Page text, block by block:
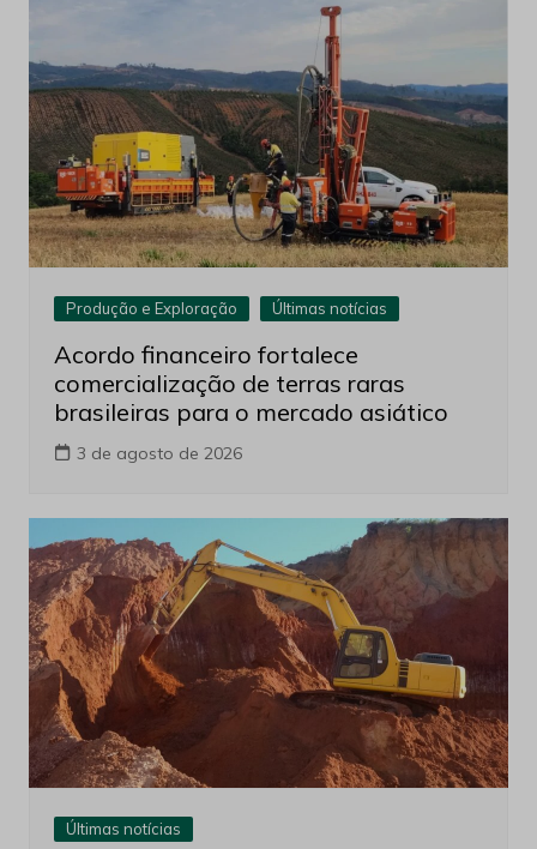
Produção e Exploração Últimas notícias
Acordo financeiro fortalece
comercialização de terras raras
brasileiras para o mercado asiático
3 de agosto de 2026
Últimas notícias